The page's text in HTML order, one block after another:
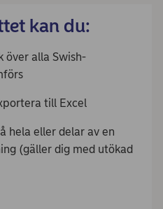
kan du:
över alla Swish-
till Excel
hela eller delar av en
(gäller dig med utökad